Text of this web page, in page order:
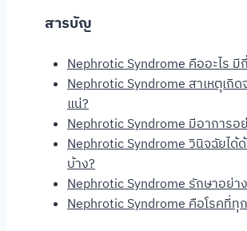
สารบัญ
Nephrotic Syndrome คืออะไร มี
Nephrotic Syndrome สาเหตุเกิด
แน่?
Nephrotic Syndrome มีอาการอย่
Nephrotic Syndrome วินิจฉัยได้
บ้าง?
Nephrotic Syndrome รักษาอย่าง
Nephrotic Syndrome คือโรคที่ทุ